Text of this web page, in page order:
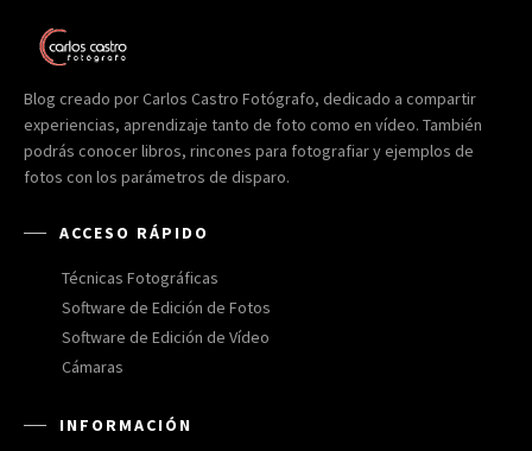
Blog creado por Carlos Castro Fotógrafo, dedicado a compartir
experiencias, aprendizaje tanto de foto como en vídeo. También
podrás conocer libros, rincones para fotografiar y ejemplos de
fotos con los parámetros de disparo.
ACCESO RÁPIDO
Técnicas Fotográficas
Software de Edición de Fotos
Software de Edición de Vídeo
Cámaras
INFORMACIÓN